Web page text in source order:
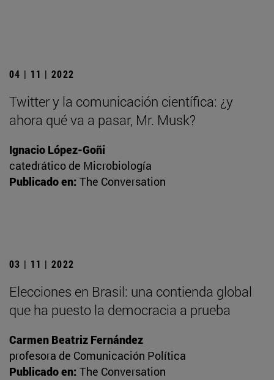
04 | 11 | 2022
Twitter y la comunicación científica: ¿y
ahora qué va a pasar, Mr. Musk?
Ignacio López-Goñi
catedrático de Microbiología
Publicado en: The Conversation
03 | 11 | 2022
Elecciones en Brasil: una contienda global
que ha puesto la democracia a prueba
Carmen Beatriz Fernández
profesora de Comunicación Política
Publicado en: The Conversation